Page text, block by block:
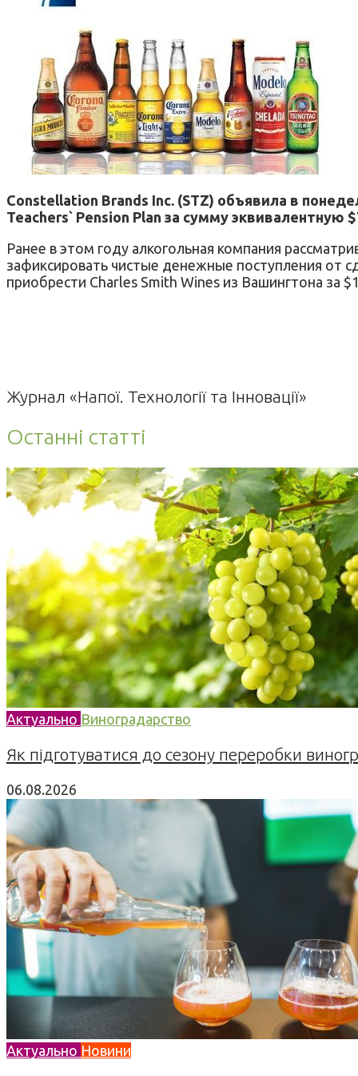
Constellation Brands Inc. (STZ) объявила в
Teachers` Pension Plan за сумму эквивалентную
Ранее в этом году алкогольная компания
зафиксировать чистые денежные поступления от
приобрести Charles Smith Wines из Вашингтона за
Журнал «Напої. Технології та Інновації»
Останні статті
Актуально Виноградарство
Як підготуватися до сезону переробки
06.08.2026
Актуально Новини